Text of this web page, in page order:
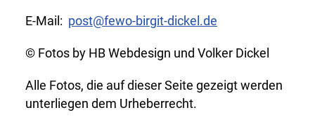
E-Mail: post@fewo-birgit-dickel.de
© Fotos by HB Webdesign und Volker Dickel
Alle Fotos, die auf dieser Seite gezeigt werden
unterliegen dem Urheberrecht.